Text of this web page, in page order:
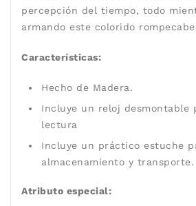
percepción del tiempo, todo
armando este colorido
Características:
Hecho de Madera.
Incluye un reloj desmontable
lectura
Incluye un práctico estuche
almacenamiento y transporte.
Atributo especial: